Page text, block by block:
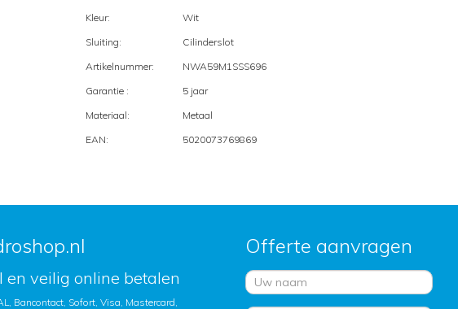
Kleur:
Wit
Sluiting:
Cilinderslot
Artikelnummer:
NWA59M1SSS696
Garantie :
5 jaar
Materiaal:
Metaal
EAN:
5020073769869
en veilig online betalen
Bancontact, Sofort, Visa, Mastercard,
Offerte aanvragen